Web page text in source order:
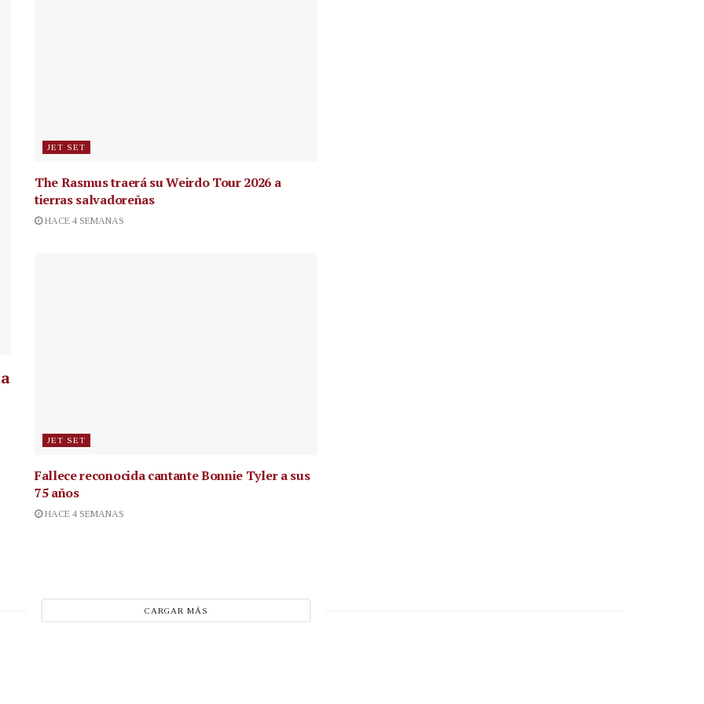
JET SET
The Rasmus traerá su Weirdo Tour 2026 a
tierras salvadoreñas
HACE 4 SEMANAS
JET SET
Fallece reconocida cantanteBonnie Tyler a sus
75 años
HACE 4 SEMANAS
CARGAR MÁS